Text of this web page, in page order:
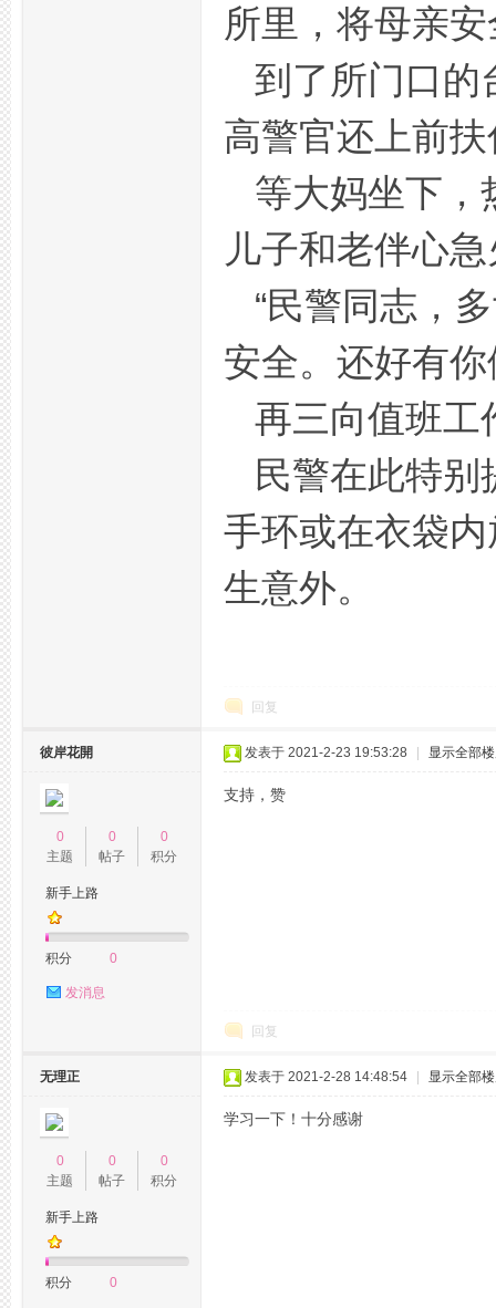
所里，将母亲
到了所门口的
高警官还上前
等大妈坐下，
儿子和老伴心
“民警同志，
安全。还好有
再三向值班工
民警在此特
手环或在衣袋
生意外。
回复
彼岸花開
0
主题
0
帖子
0
积分
新手上路
积分 0
发消息
发表于 2021-2-23 19:53:28 显示全部
支持，赞
回复
无理正
0
主题
0
帖子
0
积分
新手上路
积分 0
发表于 2021-2-28 14:48:54 显示全部
学习一下！十分感谢